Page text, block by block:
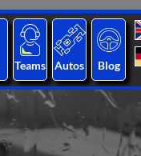
Teams Autos Blog